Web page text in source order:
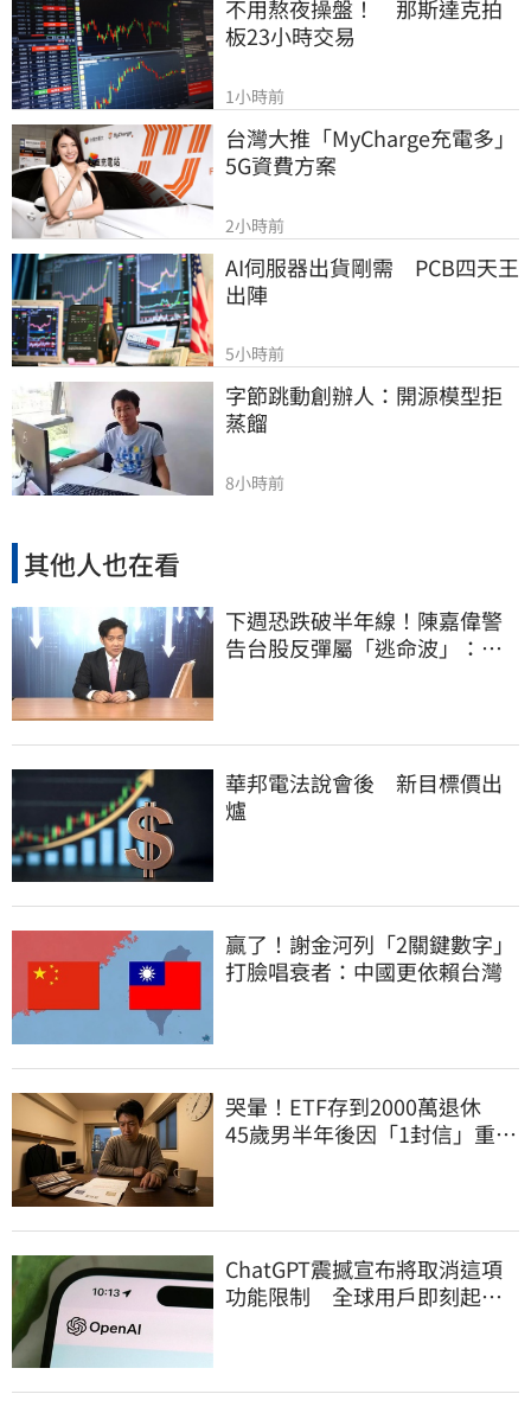
不用熬夜操盤！　那斯達克拍
板23小時交易
1小時前
台灣大推「MyCharge充電多」
5G資費方案
2小時前
AI伺服器出貨剛需　PCB四天王
出陣
5小時前
字節跳動創辦人：開源模型拒
蒸餾
8小時前
其他人也在看
下週恐跌破半年線！陳嘉偉警
告台股反彈屬「逃命波」：空
華邦電法說會後 新目標價出
爐
贏了！謝金河列「2關鍵數字」
打臉唱衰者：中國更依賴台灣
哭暈！ETF存到2000萬退休
45歲男半年後因「1封信」重回
ChatGPT震撼宣布將取消這項
功能限制 全球用戶即刻起